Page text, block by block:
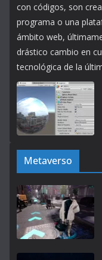
con códigos, son
programa o una
ámbito web,
drástico cambio en
tecnológica de la
Metaverso